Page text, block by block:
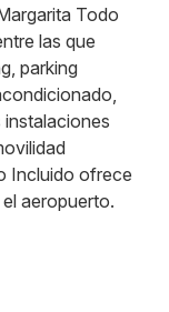
Todo
las que
parking
instalaciones
Incluido ofrece
aeropuerto.